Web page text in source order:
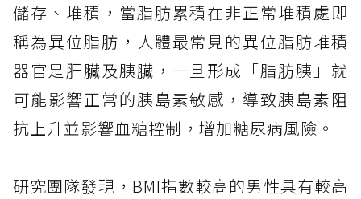
儲存、堆積，當脂肪累積在非正常堆積處即
稱為異位脂肪，人體最常見的異位脂肪堆積
器官是肝臟及胰臟，一旦形成「脂肪胰」就
可能影響正常的胰島素敏感，導致胰島素阻
抗上升並影響血糖控制，增加糖尿病風險。
研究團隊發現，BMI指數較高的男性具有較高